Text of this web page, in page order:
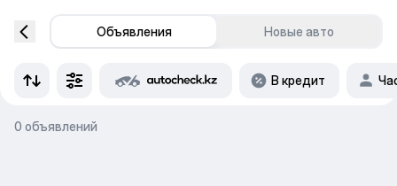
Объявления Новые авто
В кредит
0 объявлений